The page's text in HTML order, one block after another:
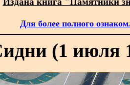
Для более полного
(1 июля